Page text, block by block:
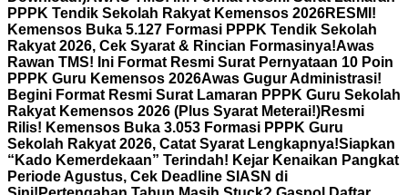
PPPK Tendik Sekolah Rakyat Kemensos 2026RESMI!
Kemensos Buka 5.127 Formasi PPPK Tendik Sekolah
Rakyat 2026, Cek Syarat & Rincian Formasinya!Awas
Rawan TMS! Ini Format Resmi Surat Pernyataan 10 Poin
PPPK Guru Kemensos 2026Awas Gugur Administrasi!
Begini Format Resmi Surat Lamaran PPPK Guru Sekolah
Rakyat Kemensos 2026 (Plus Syarat Meterai!)Resmi
Rilis! Kemensos Buka 3.053 Formasi PPPK Guru
Sekolah Rakyat 2026, Catat Syarat Lengkapnya!Siapkan
“Kado Kemerdekaan” Terindah! Kejar Kenaikan Pangkat
Periode Agustus, Cek Deadline SIASN di